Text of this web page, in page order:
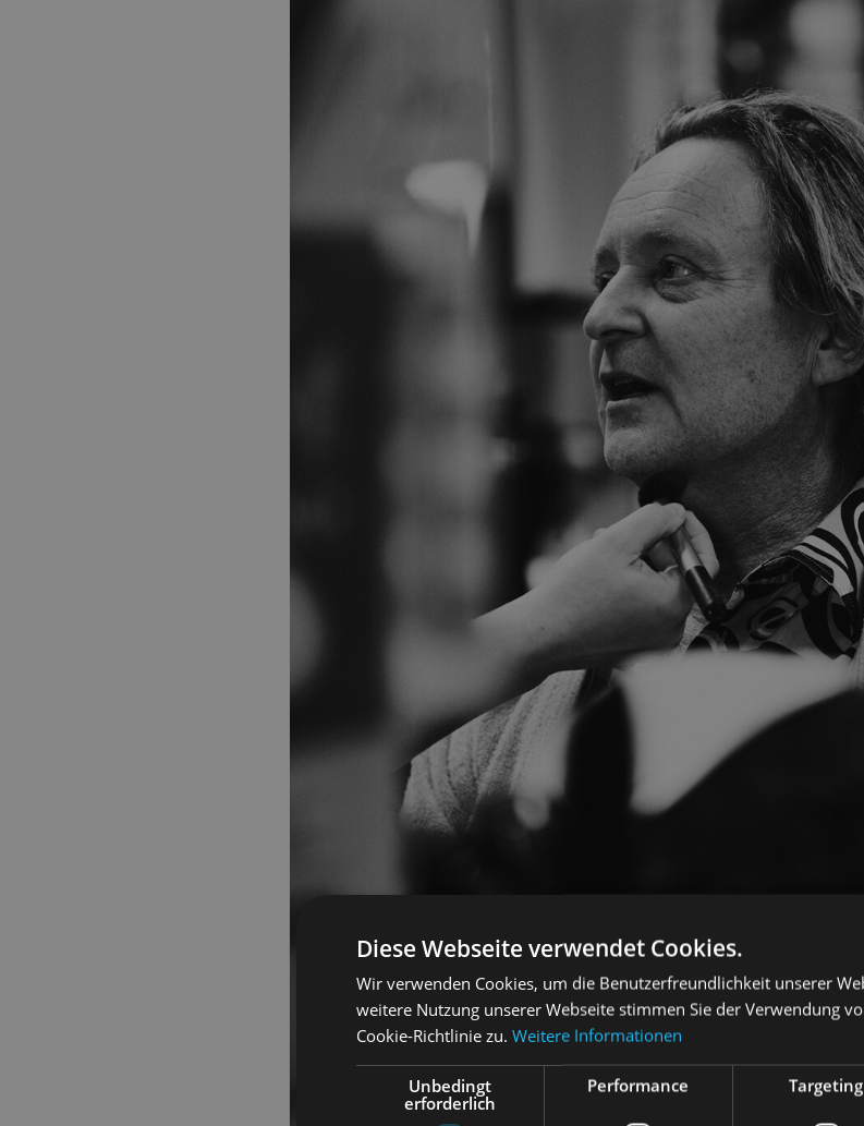
Diese Webseite verwendet Cookies.
Wir verwenden Cookies, um die Benutzerfreundlichkeit unserer
weitere Nutzung unserer Webseite stimmen Sie der Verwendung
Cookie-Richtlinie zu. Weitere Informationen
Unbedingt
erforderlich
Performance Targeting